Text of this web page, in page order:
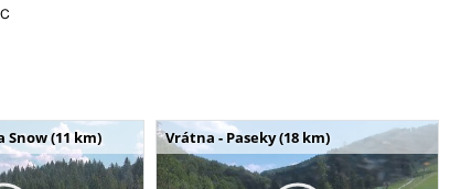
Snow (11 km) Vrátna - Paseky (18 km)